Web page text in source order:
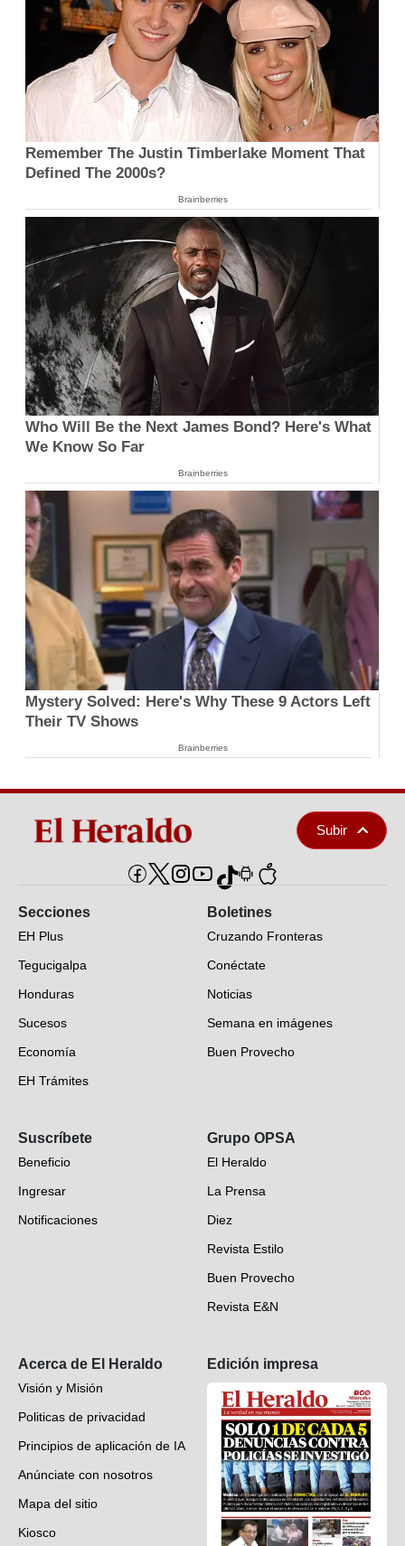
Remember The Justin Timberlake Moment That
Defined The 2000s?
Brainberries
Who Will Be the Next James Bond? Here's What
We Know So Far
Brainberries
Mystery Solved: Here's Why These 9 Actors Left
Their TV Shows
Brainberries
Subir
Secciones
EH Plus
Tegucigalpa
Honduras
Sucesos
Economía
EH Trámites
EH Verifica
Fotogalerías
Deportes
Videos
Boletines
Cruzando Fronteras
Conéctate
Noticias
Semana en imágenes
Buen Provecho
Suscríbete
Beneficio
Ingresar
Notificaciones
Grupo OPSA
El Heraldo
La Prensa
Diez
Revista Estilo
Buen Provecho
Revista E&N
Acerca de El Heraldo
Visión y Misión
Politicas de privacidad
Principios de aplicación de IA
Anúnciate con nosotros
Mapa del sitio
Kiosco
Edición impresa